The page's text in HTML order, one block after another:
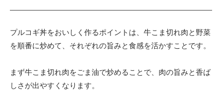
プルコギ丼をおいしく作るポイントは、牛こま切れ肉と野菜
を順番に炒めて、それぞれの旨みと食感を活かすことです。
まず牛こま切れ肉をごま油で炒めることで、肉の旨みと香ば
しさが出やすくなります。